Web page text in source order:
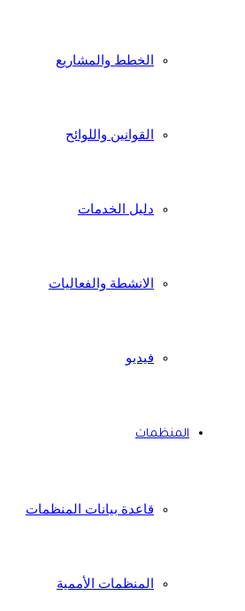
الخطط والمشاريع
القوانين واللوائح
دليل الخدمات
الانشطة والفعاليات
فيديو
المنظمات
قاعدة بيانات المنظمات
المنظمات الأممية